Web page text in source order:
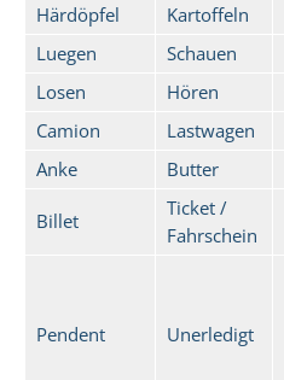
Härdöpfel
Kartoffeln
Luegen
Schauen
Losen
Hören
Camion
Lastwagen
Anke
Butter
Billet
Ticket /
Fahrschein
Pendent Unerledigt